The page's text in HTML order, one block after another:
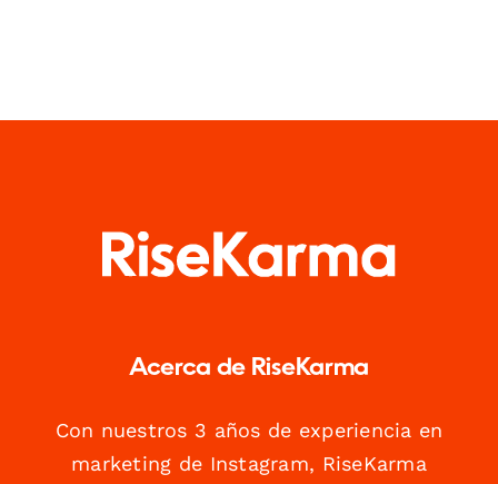
Acerca de RiseKarma
Con nuestros 3 años de experiencia en
marketing de Instagram, RiseKarma